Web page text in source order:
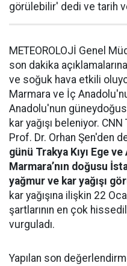
görülebilir' dedi ve tarih
METEOROLOJİ Genel
son dakika
ve soğuk hava etkili
Marmara ve İç
Anadolu'nun
kar yağışı beleniyor.
Prof. Dr. Orhan Şen'den
günü Trakya Kıyı Ege
Marmara’nın doğusu
yağmur ve kar yağışı
kar yağışına ilişkin 22
şartlarının en çok
vurguladı.
Yapılan son